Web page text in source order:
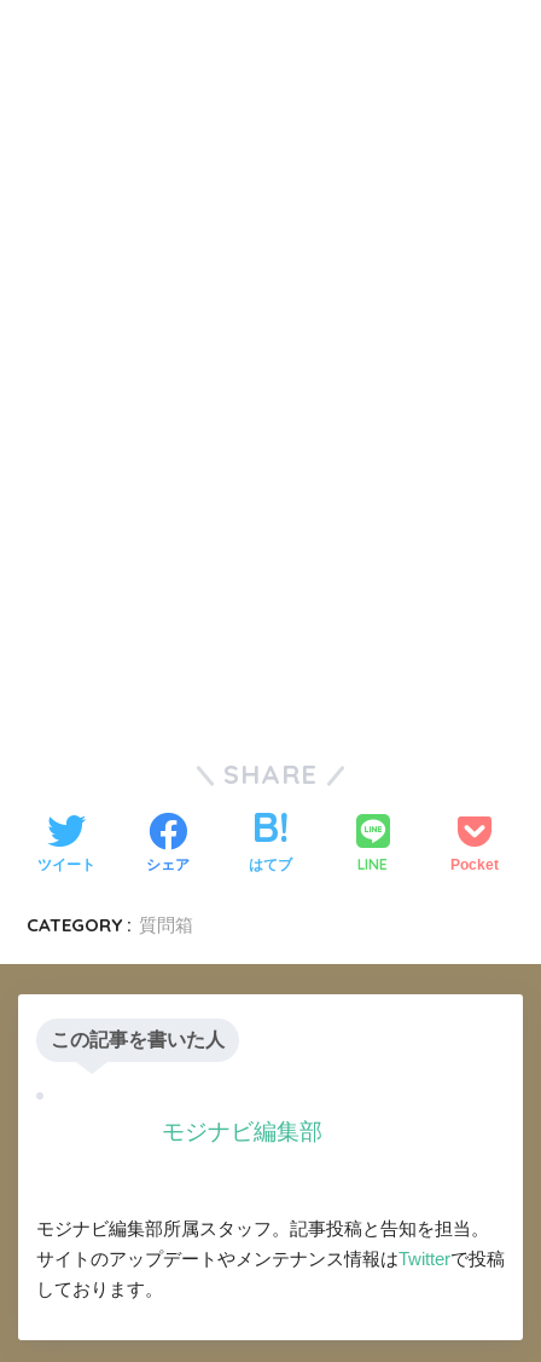
SHARE
ツイート シェア はてブ LINE Pocket
CATEGORY : 質問箱
この記事を書いた人
モジナビ編集部
モジナビ編集部所属スタッフ。記事投稿と告知を担当。
サイトのアップデートやメンテナンス情報はTwitterで投稿
しております。